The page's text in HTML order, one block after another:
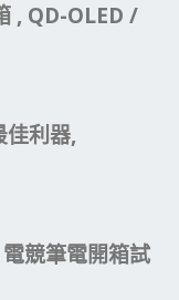
, QD-OLED /
利器,
競筆電開箱試